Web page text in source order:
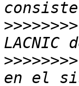
>>>>>>>>
>>>>>>>>